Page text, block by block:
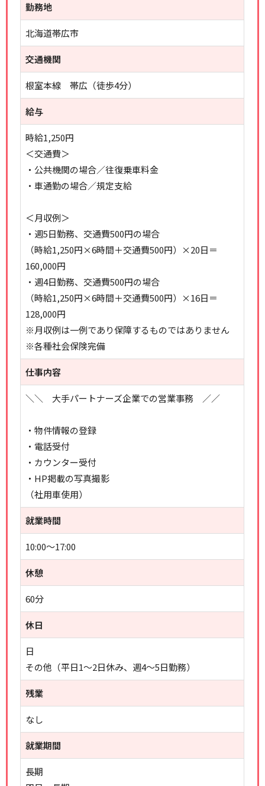
勤務地
北海道帯広市
交通機関
根室本線 帯広（徒歩4分）
給与
時給1,250円
＜交通費＞
・公共機関の場合／往復乗車料金
・車通勤の場合／規定支給
＜月収例＞
・週5日勤務、交通費500円の場合
（時給1,250円×6時間＋交通費500円）×20日＝
160,000円
・週4日勤務、交通費500円の場合
（時給1,250円×6時間＋交通費500円）×16日＝
128,000円
※月収例は一例であり保障するものではありません
※各種社会保険完備
仕事内容
＼＼ 大手パートナーズ企業での営業事務 ／／
・物件情報の登録
・電話受付
・カウンター受付
・HP掲載の写真撮影
（社用車使用）
就業時間
10:00～17:00
休憩
60分
休日
日
その他（平日1～2日休み、週4～5日勤務）
残業
なし
就業期間
長期